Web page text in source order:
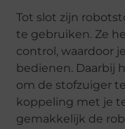
Tot slot zijn
te gebruiken. Ze
control, waardoor
bedienen. Daarbij
om de stofzuiger
koppeling met je
gemakkelijk de